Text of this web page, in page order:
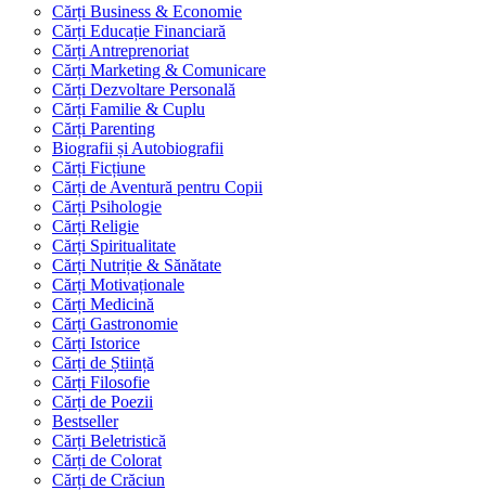
Cărți Business & Economie
Cărți Educație Financiară
Cărți Antreprenoriat
Cărți Marketing & Comunicare
Cărți Dezvoltare Personală
Cărți Familie & Cuplu
Cărți Parenting
Biografii și Autobiografii
Cărți Ficțiune
Cărți de Aventură pentru Copii
Cărți Psihologie
Cărți Religie
Cărți Spiritualitate
Cărți Nutriție & Sănătate
Cărți Motivaționale
Cărți Medicină
Cărți Gastronomie
Cărți Istorice
Cărți de Știință
Cărți Filosofie
Cărți de Poezii
Bestseller
Cărți Beletristică
Cărți de Colorat
Cărți de Crăciun